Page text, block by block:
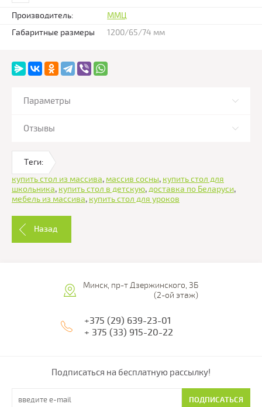
Производитель:
ММЦ
Габаритные размеры
1200/65/74 мм
Параметры
Отзывы
Теги:
купить стол из массива, массив сосны, купить стол для
школьника, купить стол в детскую,доставка по Беларуси,
мебель из массива, купить стол для уроков
Назад
Минск, пр-т Дзержинского, 3Б
(2-ой этаж)
+375 (29) 639-23-01
+ 375 (33) 915-20-22
Подписаться на бесплатную рассылку!
ПОДПИСАТЬСЯ